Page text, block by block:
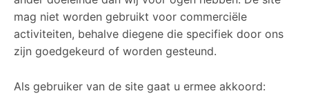
mag niet worden gebruikt voor commerciële
activiteiten, behalve diegene die specifiek door ons
zijn goedgekeurd of worden gesteund.
Als gebruiker van de site gaat u ermee akkoord: